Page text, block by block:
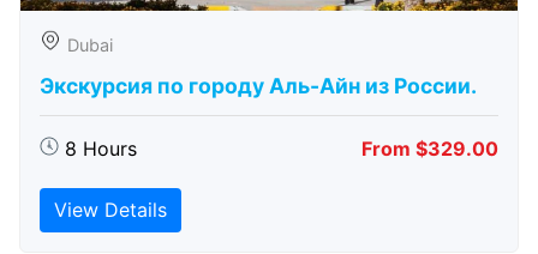
Dubai
Экскурсия по городу Аль-Айн из России.
8 Hours From $329.00
View Details